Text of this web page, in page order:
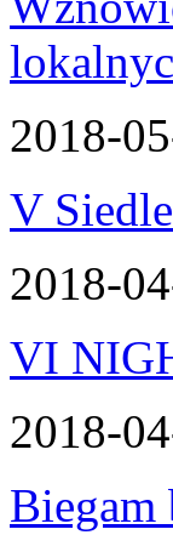
2018-
V
2018-
VI
2018-
Biegam